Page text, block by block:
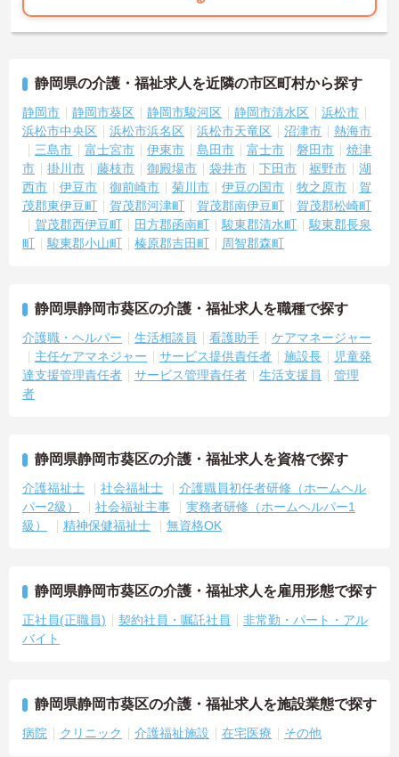
★おすすめPOINT★
＜個別ＯＪＴとチーム連携で着実に成長！＞
・施設内には看護師が24時間常駐しており、急変時の対応や専門的
な医療処置は看護師が担当するため負担が減ります
・介護スタッフと看護スタッフの比率が1対1で相談しやすく、初任
者研修や実務者研修からでも着実に専門性を高められます
＜残業月7時間以下で身体の負担を軽減！＞
・常勤で働くスタッフの比率が90パーセント以上と高く、急なシフ
ト変更や無理な長時間勤務が発生しにくい人員体制です
・訪問スケジュールに沿って施設内でのケアを行うため、月平均の
残業時間は5時間から7時間程度とかなり少なめに抑えられます
・夜勤明けの翌日は原則としてお休みとなるシフト編成が組まれて
かりと給与に反映されるためモチベーションを維持できます
例も多数あり、腰を据えて長期的なキャリア形成が可能です
静岡県の介護・福祉求人を近隣の市区町村から探す
静岡市 静岡市葵区 静岡市駿河区 静岡市清水区
浜松市
浜松市中央区
浜松市浜名区 浜松市天竜区 沼津市
熱海市
三島市
富士宮市 伊東市 島田市 富士市 磐田市
焼津
市
掛川市 藤枝市 御殿場市 袋井市 下田市 裾野市
湖
西市
伊豆市 御前崎市 菊川市 伊豆の国市 牧之原市
賀
茂郡東伊豆町
賀茂郡河津町 賀茂郡南伊豆町
賀茂郡松崎町
賀茂郡西伊豆町
田方郡函南町 駿東郡清水町
駿東郡長泉
町
駿東郡小山町 榛原郡吉田町 周智郡森町
静岡県静岡市葵区の介護・福祉求人を職種で探す
介護職・ヘルパー 生活相談員 看護助手
ケアマネージャー
主任ケアマネジャー
サービス提供責任者 施設長
児童発
達支援管理責任者
サービス管理責任者 生活支援員
管理
者
静岡県静岡市葵区の介護・福祉求人を資格で探す
介護福祉士 社会福祉士
介護職員初任者研修（ホームヘル
パー2級）
社会福祉主事
実務者研修（ホームヘルパー1
級）
精神保健福祉士 無資格OK
静岡県静岡市葵区の介護・福祉求人を雇用形態で探す
正社員(正職員) 契約社員・嘱託社員
非常勤・パート・アル
バイト
静岡県静岡市葵区の介護・福祉求人を施設業態で探す
病院 クリニック 介護福祉施設 在宅医療 その他